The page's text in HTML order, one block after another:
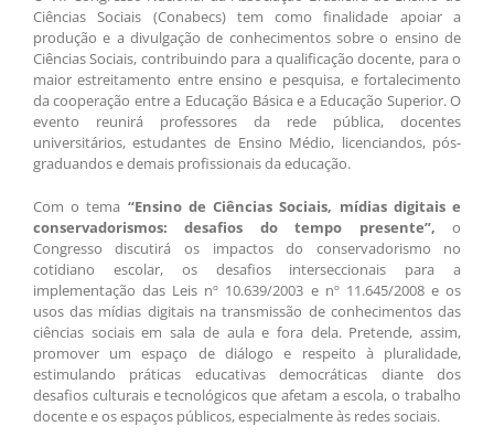
Ciências Sociais (Conabecs) tem como finalidade apoiar a
produção e a divulgação de conhecimentos sobre o ensino de
Ciências Sociais, contribuindo para a qualificação docente, para o
maior estreitamento entre ensino e pesquisa, e fortalecimento
da cooperação entre a Educação Básica e a Educação Superior. O
evento reunirá professores da rede pública, docentes
universitários, estudantes de Ensino Médio, licenciandos, pós-
graduandos e demais profissionais da educação.
Com o tema “Ensino de Ciências Sociais, mídias digitais e
conservadorismos: desafios do tempo presente”, o
Congresso discutirá os impactos do conservadorismo no
cotidiano escolar, os desafios interseccionais para a
implementação das Leis nº 10.639/2003 e nº 11.645/2008 e os
usos das mídias digitais na transmissão de conhecimentos das
ciências sociais em sala de aula e fora dela. Pretende, assim,
promover um espaço de diálogo e respeito à pluralidade,
estimulando práticas educativas democráticas diante dos
desafios culturais e tecnológicos que afetam a escola, o trabalho
docente e os espaços públicos, especialmente às redes sociais.